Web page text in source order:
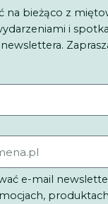
na bieżąco z
i
e-mail